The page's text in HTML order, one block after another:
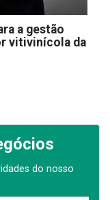
a gestão
vitivinícola da
do nosso